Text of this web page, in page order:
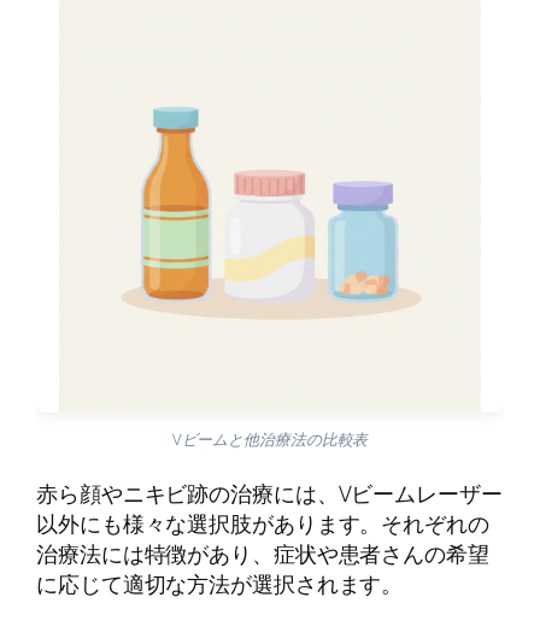
Vビームと他治療法の比較表
赤ら顔やニキビ跡の治療には、Vビームレーザー
以外にも様々な選択肢があります。それぞれの
治療法には特徴があり、症状や患者さんの希望
に応じて適切な方法が選択されます。